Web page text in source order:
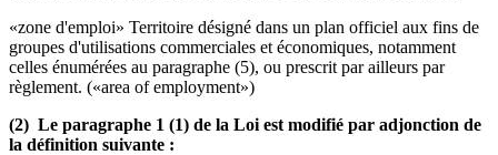
«zone d'emploi» Territoire désigné dans un plan officiel aux fins de
groupes d'utilisations commerciales et économiques, notamment
celles énumérées au paragraphe (5), ou prescrit par ailleurs par
règlement. («area of employment»)
(2) Le paragraphe 1 (1) de la Loi est modifié par adjonction de
la définition suivante :